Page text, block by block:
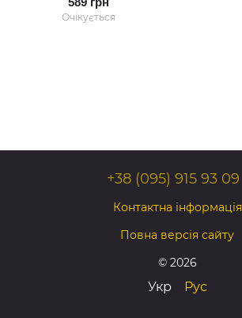
Очікується
+38 (095) 915 93 09
Контактна інформація
Повна версія сайту
© 2026
Укр Рус